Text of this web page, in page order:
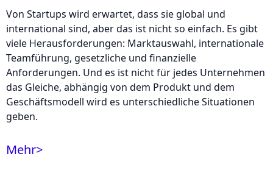
Von Startups wird erwartet, dass sie global und
international sind, aber das ist nicht so einfach. Es gibt
viele Herausforderungen: Marktauswahl, internationale
Teamführung, gesetzliche und finanzielle
Anforderungen. Und es ist nicht für jedes Unternehmen
das Gleiche, abhängig von dem Produkt und dem
Geschäftsmodell wird es unterschiedliche Situationen
geben.
Mehr>